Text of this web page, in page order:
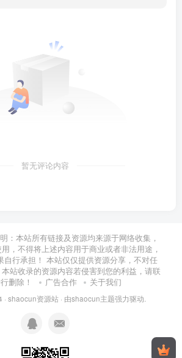
暂无评论内容
：本站所有链接及资源均来源于网络收集，
，不得将上述内容用于商业或者非法用途，
自行承担！ 本站仅仅提供资源分享，不对任
站收录的资源内容若侵害到您的利益，请联
删除！
广告合作 关于我们
· shaocun资源站 · 由shaocun主题强力驱动.